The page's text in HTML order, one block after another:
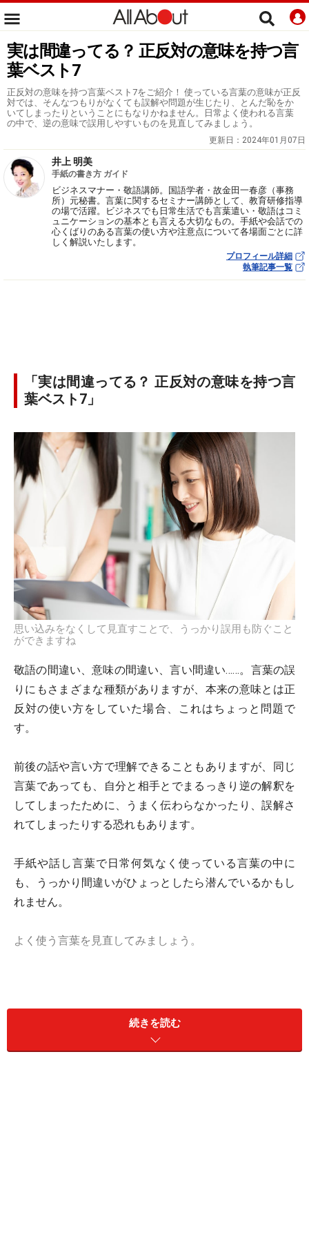
実は間違ってる？ 正反対の意味を持つ言
葉ベスト7
正反対の意味を持つ言葉ベスト7をご紹介！ 使っている言葉の意味が正反
対では、そんなつもりがなくても誤解や問題が生じたり、とんだ恥をか
いてしまったりということにもなりかねません。日常よく使われる言葉
の中で、逆の意味で誤用しやすいものを見直してみましょう。
更新日： 2024年01月07日
井上 明美
手紙の書き方 ガイド
ビジネスマナー・敬語講師。国語学者・故金田一春彦（事務
所）元秘書。言葉に関するセミナー講師として、教育研修指導
の場で活躍。ビジネスでも日常生活でも言葉遣い・敬語はコミ
ュニケーションの基本とも言える大切なもの。手紙や会話での
心くばりのある言葉の使い方や注意点について各場面ごとに詳
しく解説いたします。
プロフィール詳細
執筆記事一覧
「実は間違ってる？ 正反対の意味を持つ言
葉ベスト7」
思い込みをなくして見直すことで、うっかり誤用も防ぐこと
ができますね
敬語の間違い、意味の間違い、言い間違い……。言葉の誤
りにもさまざまな種類がありますが、本来の意味とは正
反対の使い方をしていた場合、これはちょっと問題で
す。
前後の話や言い方で理解できることもありますが、同じ
言葉であっても、自分と相手とでまるっきり逆の解釈を
してしまったために、うまく伝わらなかったり、誤解さ
れてしまったりする恐れもあります。
手紙や話し言葉で日常何気なく使っている言葉の中に
も、うっかり間違いがひょっとしたら潜んでいるかもし
れません。
よく使う言葉を見直してみましょう。
恥ずかしくて顔を見せられない思い、照れくさいような
続きを読む